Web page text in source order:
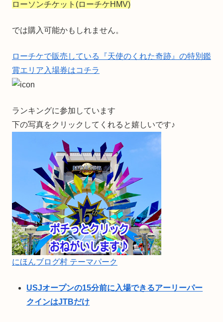
ローソンチケット(ローチケHMV)
では購入可能かもしれません。
ローチケで販売している『天使のくれた奇跡』の特別鑑
賞エリア入場券はコチラ
ランキングに参加しています
下の写真をクリックしてくれると嬉しいです♪
にほんブログ村 テーマパーク
USJオープンの15分前に入場できるアーリーパー
クインはJTBだけ